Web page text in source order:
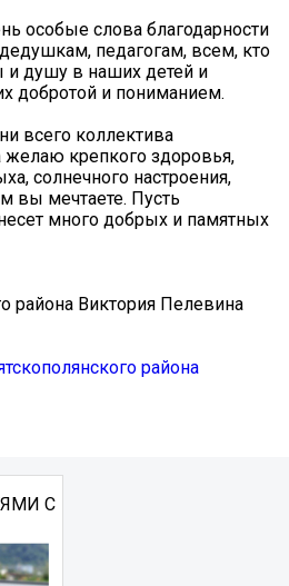
особые слова благодарности
педагогам, всем, кто
и душу в наших детей и
добротой и пониманием.
всего коллектива
желаю крепкого здоровья,
солнечного настроения,
вы мечтаете. Пусть
много добрых и памятных
района Виктория Пелевина
района
С